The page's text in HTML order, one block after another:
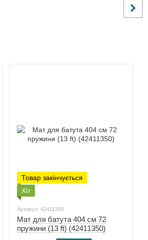
Товар закінчується
Хіт
Артикул: 42411350
Мат для батута 404 см 72
пружини (13 ft) (42411350)